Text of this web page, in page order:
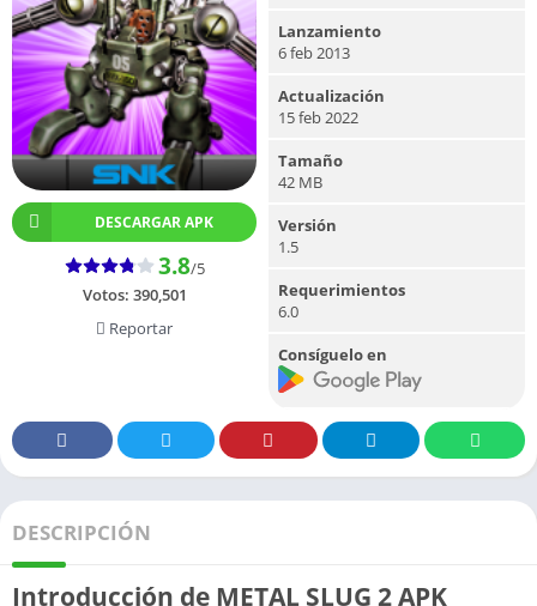
DESCARGAR APK
3.8/5
Votos: 390,501
Reportar
Lanzamiento
6 feb 2013
Actualización
15 feb 2022
Tamaño
42 MB
Versión
1.5
Requerimientos
6.0
Consíguelo en
DESCRIPCIÓN
Introducción de METAL SLUG 2 APK